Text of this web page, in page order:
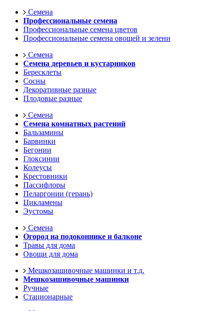
Семена
Профессиональные семена
Профессиональные семена цветов
Профессиональные семена овощей и зелени
Семена
Семена деревьев и кустарников
Бересклеты
Сосны
Декоративные разные
Плодовые разные
Семена
Семена комнатных растений
Бальзамины
Барвинки
Бегонии
Глоксинии
Колеусы
Крестовники
Пассифлоры
Пеларгонии (герань)
Цикламены
Эустомы
Семена
Огород на подоконнике и балконе
Травы для дома
Овощи для дома
Мешкозашивочные машинки и т.д.
Мешкозашивочные машинки
Ручные
Стационарные